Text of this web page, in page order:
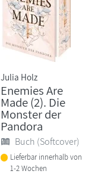
Julia Holz
Enemies Are
Made (2). Die
Monster der
Pandora
Buch (Softcover)
Lieferbar innerhalb von
1-2 Wochen